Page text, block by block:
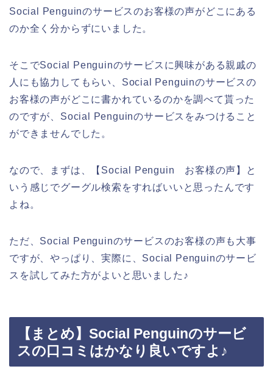
Social Penguinのサービスのお客様の声がどこにある
のか全く分からずにいました。
そこでSocial Penguinのサービスに興味がある親戚の
人にも協力してもらい、Social Penguinのサービスの
お客様の声がどこに書かれているのかを調べて貰った
のですが、Social Penguinのサービスをみつけること
ができませんでした。
なので、まずは、【Social Penguin お客様の声】と
いう感じでグーグル検索をすればいいと思ったんです
よね。
ただ、Social Penguinのサービスのお客様の声も大事
ですが、やっぱり、実際に、Social Penguinのサービ
スを試してみた方がよいと思いました♪
【まとめ】Social Penguinのサービ
スの口コミはかなり良いですよ♪